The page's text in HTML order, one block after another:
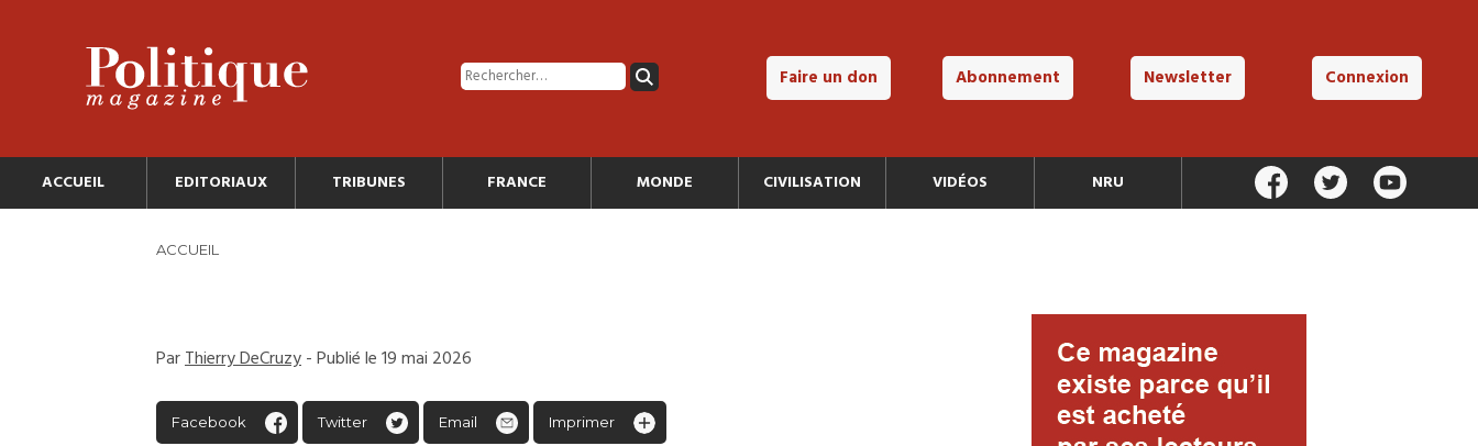
Faire un don Abonnement Newsletter Connexion
ACCUEIL EDITORIAUX TRIBUNES FRANCE MONDE CIVILISATION VIDÉOS NRU
ACCUEIL
ParThierry DeCruzy- Publié le 19 mai 2026
Facebook Twitter Email Imprimer